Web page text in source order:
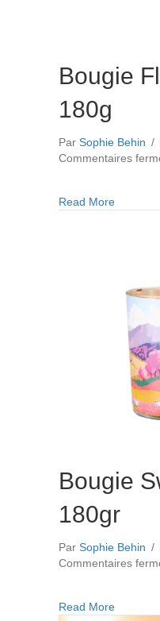
Bougie
180g
Par Sophie Behin /
Commentaires
Read Moreabout
Bougie
180gr
Par Sophie Behin /
Commentaires
Read Moreabout